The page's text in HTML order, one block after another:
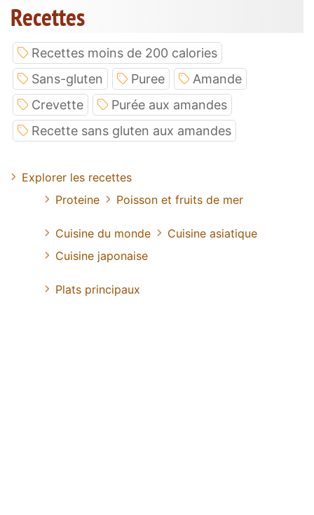
Recettes
Recettes moins de 200 calories
Sans-gluten
Puree
Amande
Crevette
Purée aux amandes
Recette sans gluten aux amandes
Explorer les recettes
Proteine
Poisson et fruits de mer
Cuisine du monde
Cuisine asiatique
Cuisine japonaise
Plats principaux